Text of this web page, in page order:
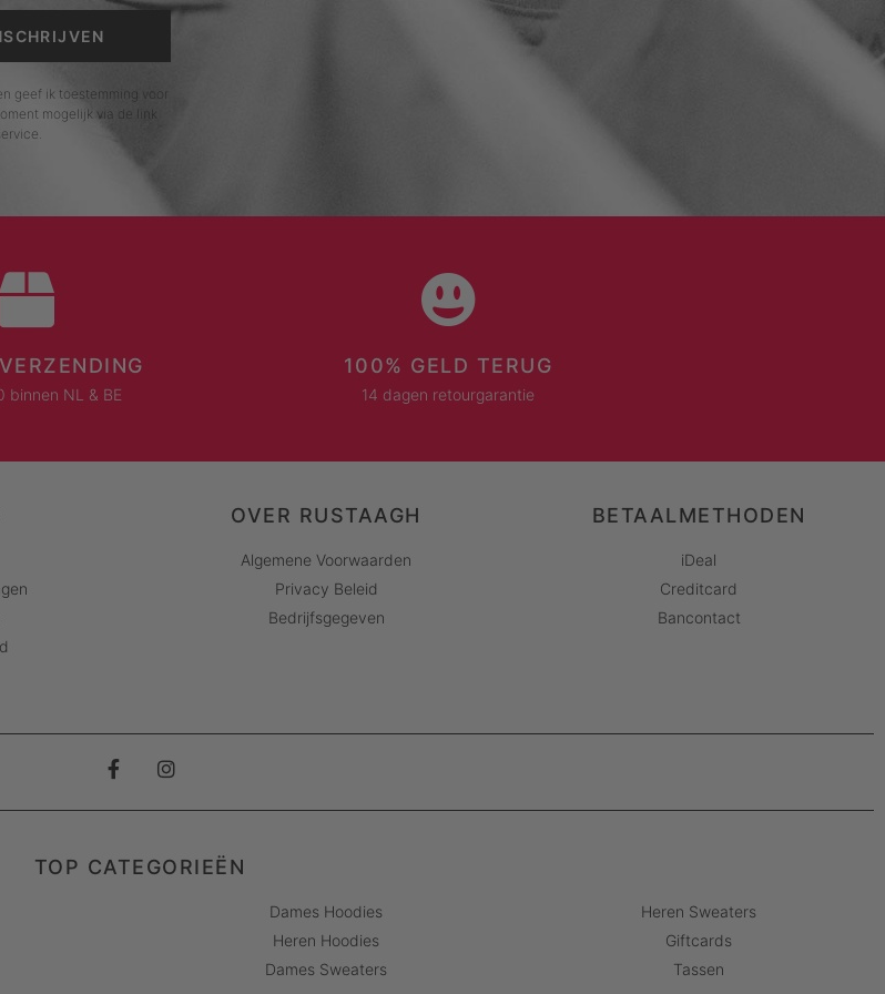
geef ik toestemming voor
mogelijk via de link
binnen NL & BE
100% GELD TERUG
14 dagen retourgarantie
OVER RUSTAAGH
Algemene Voorwaarden
Privacy Beleid
Bedrijfsgegeven
BETAALMETHODEN
iDeal
Creditcard
Bancontact
TOP CATEGORIEËN
Dames Hoodies
Heren Hoodies
Dames Sweaters
Heren Sweaters
Giftcards
Tassen